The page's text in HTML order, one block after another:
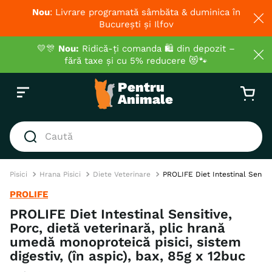
Nou: Livrare programată sâmbăta & duminica în
București și Ilfov
💛🎊 Nou: Ridică-ți comanda 🛍️ din depozit –
fără taxe și cu 5% reducere 😻🐾
Caută
3. hrana uscata pisici
4 . recompense
Pisici Hrana Pisici Diete Veterinare PROLIFE Diet Intestinal
PROLIFE
PROLIFE Diet Intestinal Sensitive,
Porc, dietă veterinară, plic hrană
umedă monoproteică pisici, sistem
digestiv, (în aspic), bax, 85g x 12buc